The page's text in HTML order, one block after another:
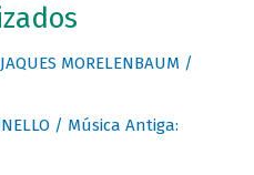
MORELENBAUM /
/ Música Antiga: